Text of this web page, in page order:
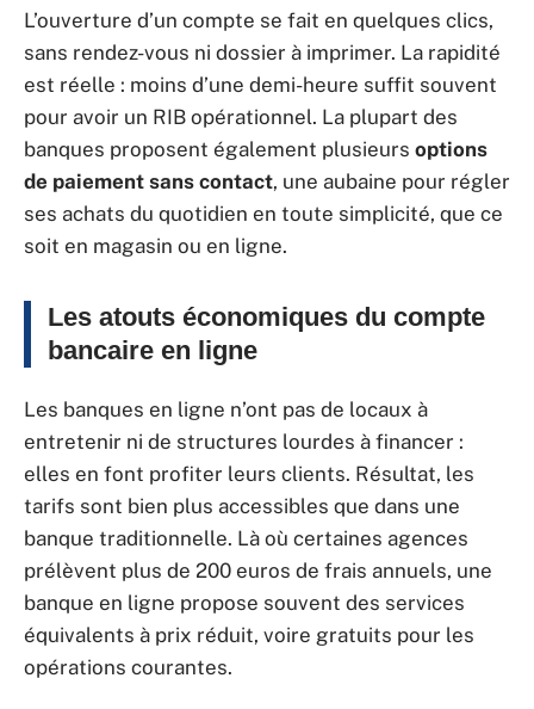
L’ouverture d’un compte se fait en quelques clics,
sans rendez-vous ni dossier à imprimer. La rapidité
est réelle : moins d’une demi-heure suffit souvent
pour avoir un RIB opérationnel. La plupart des
banques proposent également plusieurs options
de paiement sans contact, une aubaine pour régler
ses achats du quotidien en toute simplicité, que ce
soit en magasin ou en ligne.
Les atouts économiques du compte
bancaire en ligne
Les banques en ligne n’ont pas de locaux à
entretenir ni de structures lourdes à financer :
elles en font profiter leurs clients. Résultat, les
tarifs sont bien plus accessibles que dans une
banque traditionnelle. Là où certaines agences
prélèvent plus de 200 euros de frais annuels, une
banque en ligne propose souvent des services
équivalents à prix réduit, voire gratuits pour les
opérations courantes.